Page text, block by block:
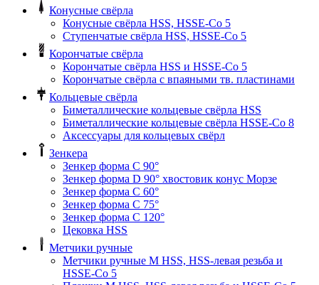
Конусные свёрла
Конусные свёрла HSS, HSSE-Co 5
Ступенчатые свёрла HSS, HSSE-Co 5
Корончатые свёрла
Корончатые свёрла HSS и HSSE-Co 5
Корончатые свёрла с впаяными тв. пластинами
Кольцевые свёрла
Биметаллические кольцевые свёрла HSS
Биметаллические кольцевые свёрла HSSE-Co 8
Аксессуары для кольцевых свёрл
Зенкера
Зенкер форма С 90°
Зенкер форма D 90° хвостовик конус Морзе
Зенкер форма С 60°
Зенкер форма С 75°
Зенкер форма С 120°
Цековка HSS
Метчики ручные
Метчики ручные M HSS, HSS-левая резьба и
HSSE-Co 5